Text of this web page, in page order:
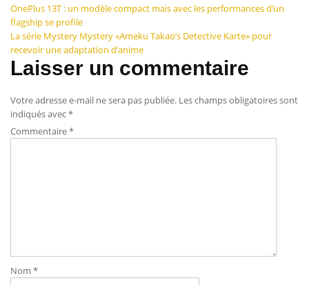
Navigation
de
l’article
OnePlus 13T : un modèle compact mais avec les performances d’un
flagship se profile
La série Mystery Mystery «Ameku Takao’s Detective Karte» pour
recevoir une adaptation d’anime
Laisser un commentaire
Votre adresse e-mail ne sera pas publiée. Les champs obligatoires sont
indiqués avec*
Commentaire*
Nom *